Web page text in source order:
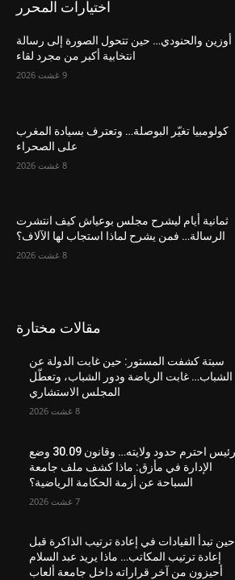
اختيارات المحرر
أوزين والحنودي… حين تتحول الصورة إلى رسالة
انتخابية أكبر من مجرد لقاء
9 غشت 2026
كولومبيا تغيّر البوصلة… وتعترف بسيادة المغرب
على الصحراء
8 غشت 2026
ثمانية أيام ليشرح مجلس بوعياش كيف انتشرت
الرسالة… فمن يشرح لماذا استجاب لها الآلاف؟
8 غشت 2026
مقالات مختارة
سبتة كشفت المستور: حين غابت الدولة عن
الشباب… غابت الرياضة ودور الشباب، وتعطّل
المجلس الاستشاري
8 غشت 2026
رئيس احترم حدود ولايته… وقانون 30.09 وضع
الإدارة في مأزق: ماذا كشف ملف جامعة
السباحة عن أزمة الحكامة الرياضية؟
7 غشت 2026
حين تبدأ القيادات في إعادة ترتيب الذاكرة قبل
إعادة ترتيب المكاتب… ماذا يريد عبد السلام
أحيزون من آخر قراراته داخل جامعة ألعاب